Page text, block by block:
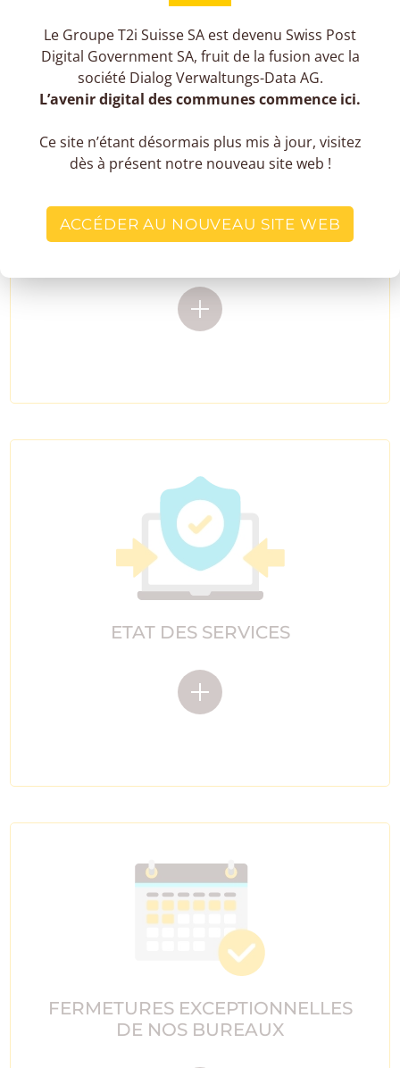
Le Groupe T2i Suisse SA est devenu Swiss Post
Digital Government SA, fruit de la fusion avec la
société Dialog Verwaltungs-Data AG.
L’avenir digital des communes commence ici.
Ce site n’étant désormais plus mis à jour, visitez
dès à présent notre nouveau site web !
ACCÉDER AU NOUVEAU SITE WEB
FORMATIONS ET
DOCUMENTATION
ETAT DES SERVICES
FERMETURES EXCEPTIONNELLES
DE NOS BUREAUX